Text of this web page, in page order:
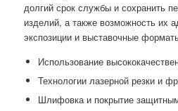
долгий срок службы и сохранить
изделий, а также возможность их
экспозиции и выставочные
Использование
Технологии лазерной резки и
Шлифовка и покрытие